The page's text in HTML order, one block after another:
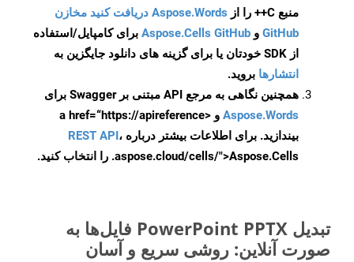
منبع C++ را از
Aspose.Words دریافت کنید مخازن
GitHub و Aspose.Cells GitHub برای کامپایل/استفاده
از SDK خودتان یا برای گزینه های دانلود جایگزین به
انتشارها بروید.
همچنین نگاهی به مرجع API مبتنی بر Swagger برای
Aspose.Words
و <a href=“https://apireference
بیندازید. برای اطلاعات بیشتر درباره REST API،
.aspose.cloud/cells/">Aspose.Cells را انتخاب کنید.
تبدیل PowerPoint PPTX فایل‌ها به
صورت آنلاین: روشی سریع و آسان